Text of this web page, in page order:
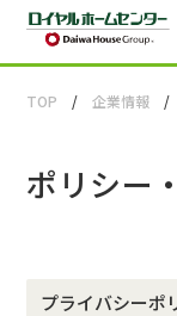
TOP 企業情報
ポリシー
プライバシーポ